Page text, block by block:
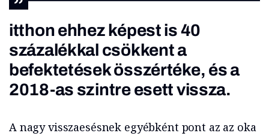
itthon ehhez képest is 40
százalékkal csökkent a
befektetések összértéke, és a
2018-as szintre esett vissza.
A nagy visszaesésnek egyébként pont az az oka